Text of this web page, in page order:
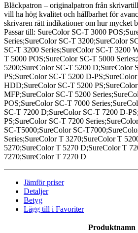
Bläckpatron – originalpatron från
vill ha hög kvalitet och hållbarhet för
skrivaren rätt indikationer om hur mycket
Passar till: SureColor SC-T 3000
Series;SureColor SC-T 3200;SureColor
SC-T 3200 Series;SureColor SC-T 3200
T 5000 POS;SureColor SC-T 5000
5200;SureColor SC-T 5200 D;SureColor
PS;SureColor SC-T 5200 D-
HDD;SureColor SC-T 5200
MFP;SureColor SC-T 5200
POS;SureColor SC-T 7000
SC-T 7200 D;SureColor SC-T 7200 D-
PS;SureColor SC-T 7200
SC-T5000;SureColor SC-
Series;SureColor T 3270;SureColor T
5270;SureColor T 5270 D;SureColor T
7270;SureColor T 7270 D
Jämför priser
Detaljer
Betyg
Lägg till i Favoriter
Produktnamn